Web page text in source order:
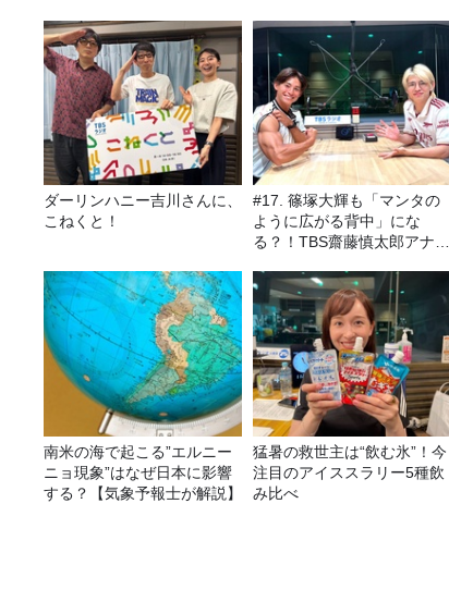
ダーリンハニー吉川さんに、
こねくと！
#17. 篠塚大輝も「マンタの
ように広がる背中」にな
る？！TBS齋藤慎太郎アナに
力！！
南米の海で起こる”エルニー
ニョ現象”はなぜ日本に影響
する？【気象予報士が解説】
猛暑の救世主は“飲む氷”！今
注目のアイススラリー5種飲
み比べ